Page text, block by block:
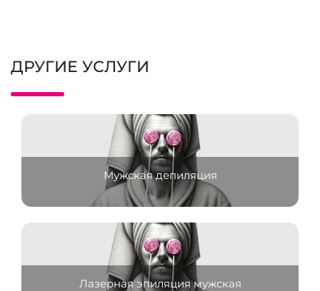
ДРУГИЕ УСЛУГИ
Мужская депиляция
Лазерная эпиляция мужская